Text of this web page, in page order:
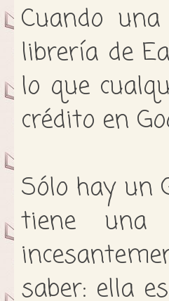
Cuando
librería de
lo que
crédito en
Sólo hay un
tiene una
saber: ella